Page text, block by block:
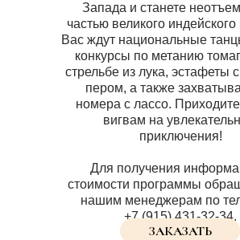
Запада и станете
частью великого
Вас ждут национальные
конкурсы по метанию
стрельбе из лука, эстафеты
пером, а также
номера с лассо.
вигвам на
приключения!
Для получения
стоимости программы
нашим менеджерам по
+7 (915) 431-32-34.
ЗАКАЗАТЬ